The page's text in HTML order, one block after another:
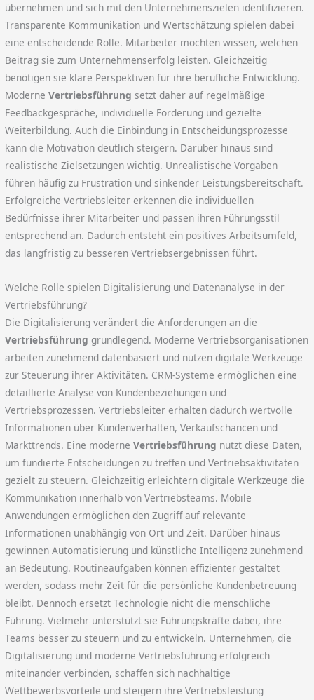
übernehmen und sich mit den Unternehmenszielen identifizieren.
Transparente Kommunikation und Wertschätzung spielen dabei
eine entscheidende Rolle. Mitarbeiter möchten wissen, welchen
Beitrag sie zum Unternehmenserfolg leisten. Gleichzeitig
benötigen sie klare Perspektiven für ihre berufliche Entwicklung.
ModerneVertriebsführung setzt daher auf regelmäßige
Feedbackgespräche, individuelle Förderung und gezielte
Weiterbildung. Auch die Einbindung in Entscheidungsprozesse
kann die Motivation deutlich steigern. Darüber hinaus sind
realistische Zielsetzungen wichtig. Unrealistische Vorgaben
führen häufig zu Frustration und sinkender Leistungsbereitschaft.
Erfolgreiche Vertriebsleiter erkennen die individuellen
Bedürfnisse ihrer Mitarbeiter und passen ihren Führungsstil
entsprechend an. Dadurch entsteht ein positives Arbeitsumfeld,
das langfristig zu besseren Vertriebsergebnissen führt.
Welche Rolle spielen Digitalisierung und Datenanalyse in der
Vertriebsführung?
Die Digitalisierung verändert die Anforderungen an die
Vertriebsführung grundlegend. Moderne Vertriebsorganisationen
arbeiten zunehmend datenbasiert und nutzen digitale Werkzeuge
zur Steuerung ihrer Aktivitäten. CRM-Systeme ermöglichen eine
detaillierte Analyse von Kundenbeziehungen und
Vertriebsprozessen. Vertriebsleiter erhalten dadurch wertvolle
Informationen über Kundenverhalten, Verkaufschancen und
Markttrends. Eine moderneVertriebsführung nutzt diese Daten,
um fundierte Entscheidungen zu treffen und Vertriebsaktivitäten
gezielt zu steuern. Gleichzeitig erleichtern digitale Werkzeuge die
Kommunikation innerhalb von Vertriebsteams. Mobile
Anwendungen ermöglichen den Zugriff auf relevante
Informationen unabhängig von Ort und Zeit. Darüber hinaus
gewinnen Automatisierung und künstliche Intelligenz zunehmend
an Bedeutung. Routineaufgaben können effizienter gestaltet
werden, sodass mehr Zeit für die persönliche Kundenbetreuung
bleibt. Dennoch ersetzt Technologie nicht die menschliche
Führung. Vielmehr unterstützt sie Führungskräfte dabei, ihre
Teams besser zu steuern und zu entwickeln. Unternehmen, die
Digitalisierung und moderne Vertriebsführung erfolgreich
miteinander verbinden, schaffen sich nachhaltige
Wettbewerbsvorteile und steigern ihre Vertriebsleistung